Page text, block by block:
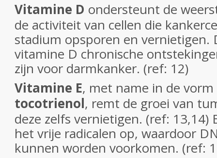
Vitamine D ondersteunt de
de activiteit van cellen die
stadium opsporen en vernietigen.
vitamine D chronische
zijn voor darmkanker. (ref: 12)
Vitamine E, met name in de
tocotrienol, remt de groei van
deze zelfs vernietigen. (ref: 13,14)
het vrije radicalen op, waardoor
kunnen worden voorkomen. (ref: